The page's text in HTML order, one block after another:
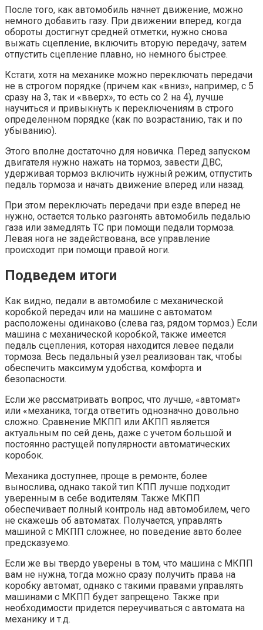
После того, как автомобиль начнет движение, можно
немного добавить газу. При движении вперед, когда
обороты достигнут средней отметки, нужно снова
выжать сцепление, включить вторую передачу, затем
отпустить сцепление плавно, но немного быстрее.
Кстати, хотя на механике можно переключать передачи
не в строгом порядке (причем как «вниз», например, с 5
сразу на 3, так и «вверх», то есть со 2 на 4), лучше
научиться и привыкнуть к переключениям в строго
определенном порядке (как по возрастанию, так и по
убыванию).
Этого вполне достаточно для новичка. Перед запуском
двигателя нужно нажать на тормоз, завести ДВС,
удерживая тормоз включить нужный режим, отпустить
педаль тормоза и начать движение вперед или назад.
При этом переключать передачи при езде вперед не
нужно, остается только разгонять автомобиль педалью
газа или замедлять ТС при помощи педали тормоза.
Левая нога не задействована, все управление
происходит при помощи правой ноги.
Подведем итоги
Как видно, педали в автомобиле с механической
коробкой передач или на машине с автоматом
расположены одинаково (слева газ, рядом тормоз.) Если
машина с механической коробкой, также имеется
педаль сцепления, которая находится левее педали
тормоза. Весь педальный узел реализован так, чтобы
обеспечить максимум удобства, комфорта и
безопасности.
Если же рассматривать вопрос, что лучше, «автомат»
или «механика, тогда ответить однозначно довольно
сложно. Сравнение МКПП или АКПП является
актуальным по сей день, даже с учетом большой и
постоянно растущей популярности автоматических
коробок.
Механика доступнее, проще в ремонте, более
вынослива, однако такой тип КПП лучше подходит
уверенным в себе водителям. Также МКПП
обеспечивает полный контроль над автомобилем, чего
не скажешь об автоматах. Получается, управлять
машиной с МКПП сложнее, но поведение авто более
предсказуемо.
Если же вы твердо уверены в том, что машина с МКПП
вам не нужна, тогда можно сразу получить права на
коробку автомат, однако с такими правами управлять
машинами с МКПП будет запрещено. Также при
необходимости придется переучиваться с автомата на
механику и т.д.